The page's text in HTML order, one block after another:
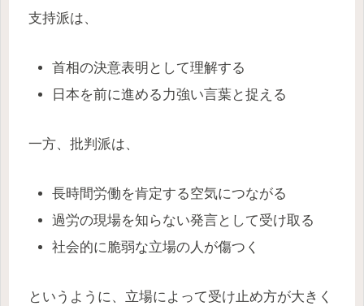
支持派は、
首相の決意表明として理解する
日本を前に進める力強い言葉と捉える
一方、批判派は、
長時間労働を肯定する空気につながる
過労の現場を知らない発言として受け取る
社会的に脆弱な立場の人が傷つく
というように、立場によって受け止め方が大きく